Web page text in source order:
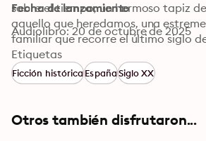
sobre el tiempo, un hermoso tapiz
aquello que heredamos, una
familiar que recorre el último siglo
Fecha de lanzamiento
Audiolibro: 20 de octubre de 2025
Etiquetas
Ficción históricaEspañaSiglo XX
Otros también disfrutaron...